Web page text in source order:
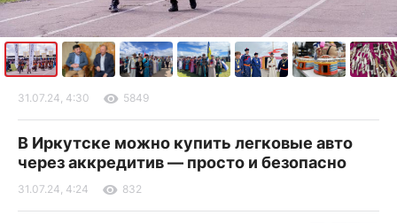
31.07.24, 4:30 5849
В Иркутске можно купить легковые авто
через аккредитив — просто и безопасно
31.07.24, 4:24 832